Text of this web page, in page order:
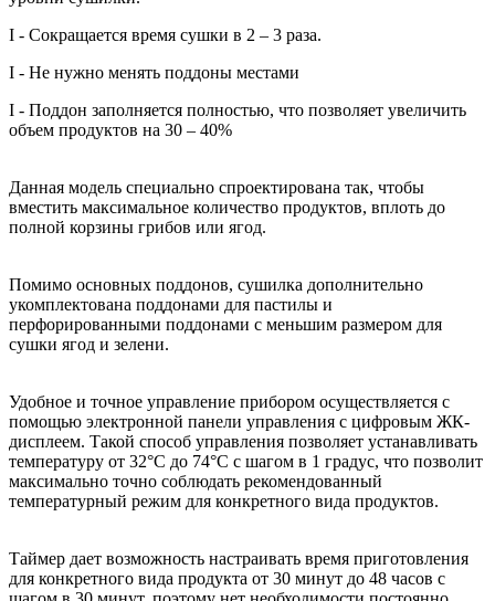
I - Сокращается время сушки в 2 – 3 раза.
I - Не нужно менять поддоны местами
I - Поддон заполняется полностью, что позволяет увеличить
объем продуктов на 30 – 40%
Данная модель специально спроектирована так, чтобы
вместить максимальное количество продуктов, вплоть до
полной корзины грибов или ягод.
Помимо основных поддонов, сушилка дополнительно
укомплектована поддонами для пастилы и
перфорированными поддонами с меньшим размером для
сушки ягод и зелени.
Удобное и точное управление прибором осуществляется с
помощью электронной панели управления с цифровым ЖК-
дисплеем. Такой способ управления позволяет устанавливать
температуру от 32°C до 74°C с шагом в 1 градус, что позволит
максимально точно соблюдать рекомендованный
температурный режим для конкретного вида продуктов.
Таймер дает возможность настраивать время приготовления
для конкретного вида продукта от 30 минут до 48 часов с